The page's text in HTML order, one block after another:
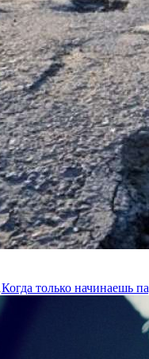
Когда только начинаешь